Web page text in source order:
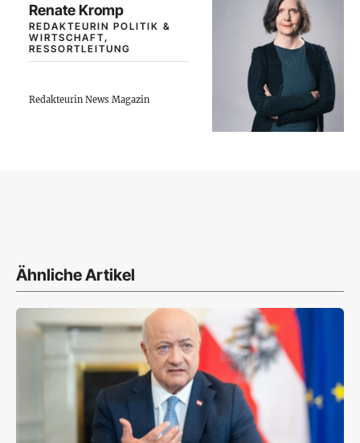
Renate Kromp
REDAKTEURIN POLITIK &
WIRTSCHAFT,
RESSORTLEITUNG
Redakteurin News Magazin
Ähnliche Artikel